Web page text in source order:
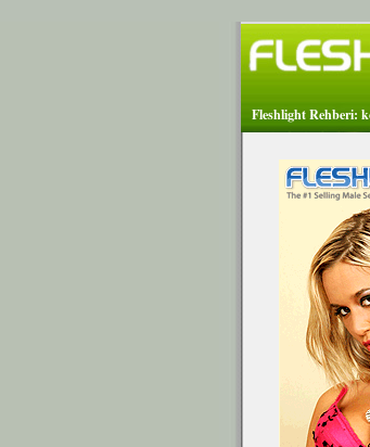
Fleshlight Rehberi: